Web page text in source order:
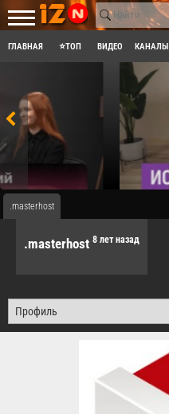
ГЛАВНАЯ ⭐ТОП ВИДЕО КАНАЛЫ
.masterhost
.masterhost 8 лет назад